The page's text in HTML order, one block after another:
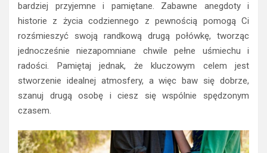
bardziej przyjemne i pamiętane. Zabawne anegdoty i
historie z życia codziennego z pewnością pomogą Ci
rozśmieszyć swoją randkową drugą połówkę, tworząc
jednocześnie niezapomniane chwile pełne uśmiechu i
radości. Pamiętaj jednak, że kluczowym celem jest
stworzenie idealnej atmosfery, a więc baw się dobrze,
szanuj drugą osobę i ciesz się wspólnie spędzonym
czasem.